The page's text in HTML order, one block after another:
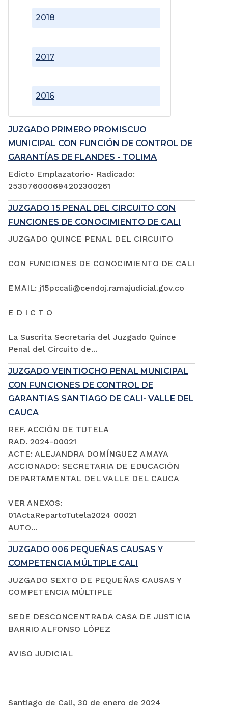
2016
2017
2018
JUZGADO PRIMERO PROMISCUO
MUNICIPAL CON FUNCIÓN DE CONTROL DE
GARANTÍAS DE FLANDES - TOLIMA
Edicto Emplazatorio- Radicado:
253076000694202300261
JUZGADO 15 PENAL DEL CIRCUITO CON
FUNCIONES DE CONOCIMIENTO DE CALI
JUZGADO QUINCE PENAL DEL CIRCUITO
CON FUNCIONES DE CONOCIMIENTO DE CALI
EMAIL: j15pccali@cendoj.ramajudicial.gov.co
E D I C T O
La Suscrita Secretaria del Juzgado Quince
Penal del Circuito de...
JUZGADO VEINTIOCHO PENAL MUNICIPAL
CON FUNCIONES DE CONTROL DE
GARANTIAS SANTIAGO DE CALI- VALLE DEL
CAUCA
REF. ACCIÓN DE TUTELA
RAD. 2024-00021
ACTE: ALEJANDRA DOMÍNGUEZ AMAYA
ACCIONADO: SECRETARIA DE EDUCACIÓN
DEPARTAMENTAL DEL VALLE DEL CAUCA
VER ANEXOS:
01ActaRepartoTutela2024 00021
AUTO...
JUZGADO 006 PEQUEÑAS CAUSAS Y
COMPETENCIA MÚLTIPLE CALI
JUZGADO SEXTO DE PEQUEÑAS CAUSAS Y
COMPETENCIA MÚLTIPLE
SEDE DESCONCENTRADA CASA DE JUSTICIA
BARRIO ALFONSO LÓPEZ
AVISO JUDICIAL
Santiago de Cali, 30 de enero de 2024